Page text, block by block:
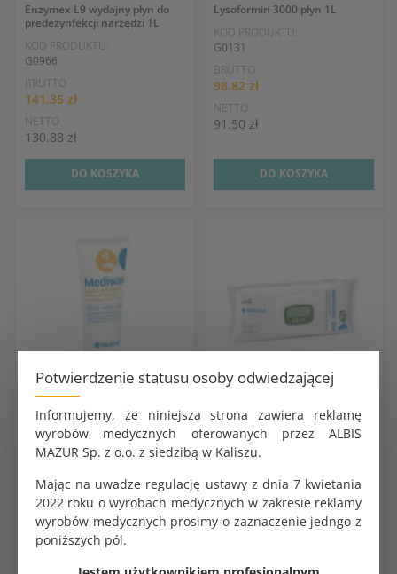
Potwierdzenie statusu osoby odwiedzającej
Informujemy, że niniejsza strona zawiera reklamę
wyrobów medycznych oferowanych przez ALBIS
MAZUR Sp. z o.o. z siedzibą w Kaliszu.
Mając na uwadze regulację ustawy z dnia 7 kwietania
2022 roku o wyrobach medycznych w zakresie reklamy
wyrobów medycznych prosimy o zaznaczenie jedngo z
poniższych pól.
Enzymex L9 wydajny płyn do
predezynfekcji narzędzi 1L
KOD PRODUKTU:
G0966
BRUTTO
141.35 zł
NETTO
130.88 zł
DO KOSZYKA
Lysoformin 3000 płyn 1L
KOD PRODUKTU:
G0131
BRUTTO
98.82 zł
NETTO
91.50 zł
DO KOSZYKA
Środki do dezynfekcji gabinetu
Mediwax emulsja do pielęgnacji
KOD PRODUKTU:
G0176
BRUTTO
8.97 zł
Środki do dezynfekcji gabinetu
Mediwipes DM chusteczki bez
KOD PRODUKTU:
G0399
BRUTTO